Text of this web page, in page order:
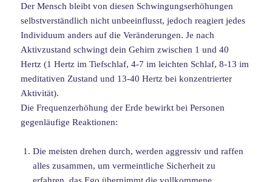
Der Mensch bleibt von diesen Schwingungserhöhungen
selbstverständlich nicht unbeeinflusst, jedoch reagiert jedes
Individuum anders auf die Veränderungen. Je nach
Aktivzustand schwingt dein Gehirn zwischen 1 und 40
Hertz (1 Hertz im Tiefschlaf, 4-7 im leichten Schlaf, 8-13 im
meditativen Zustand und 13-40 Hertz bei konzentrierter
Aktivität).
Die Frequenzerhöhung der Erde bewirkt bei Personen
gegenläufige Reaktionen:
Die meisten drehen durch, werden aggressiv und raffen
alles zusammen, um vermeintliche Sicherheit zu
erfahren, das Ego übernimmt die vollkommene